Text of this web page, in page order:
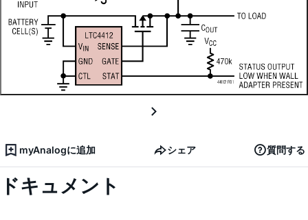
myAnalogに追加 シェア 質問する
ドキュメント